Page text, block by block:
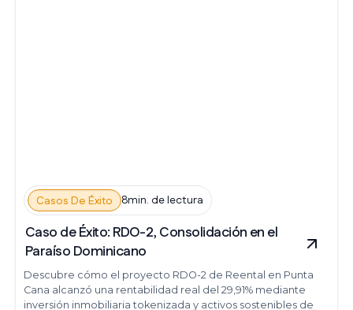
Casos De Éxito 8min. de lectura
Caso de Éxito: RDO-2, Consolidación en el
Paraíso Dominicano
Descubre cómo el proyecto RDO-2 de Reental en Punta
Cana alcanzó una rentabilidad real del 29,91% mediante
inversión inmobiliaria tokenizada y activos sostenibles de